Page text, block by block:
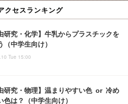
クセスランキング
研究・化学】牛乳からプラスチックを
（中学生向け）
Tue 15:00
研究・物理】温まりやすい色 or 冷め
色は？（中学生向け）